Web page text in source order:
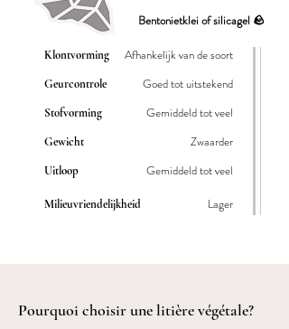
Bentonietklei of silicagel 🪨
Klontvorming Afhankelijk van de soort
Geurcontrole Goed tot uitstekend
Stofvorming Gemiddeld tot veel
Gewicht Zwaarder
Uitloop Gemiddeld tot veel
Milieuvriendelijkheid Lager
Pourquoi choisir une litière végétale?